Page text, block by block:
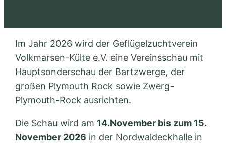
Im Jahr 2026 wird der Geflügelzuchtverein
Volkmarsen-Külte e.V. eine Vereinsschau mit
Hauptsonderschau der Bartzwerge, der
großen Plymouth Rock sowie Zwerg-
Plymouth-Rock ausrichten.
Die Schau wird am 14.November bis zum 15.
November 2026 in der Nordwaldeckhalle in